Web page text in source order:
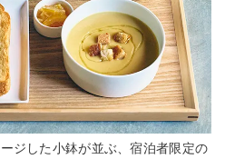
ジした小鉢が並ぶ、宿泊者限定の